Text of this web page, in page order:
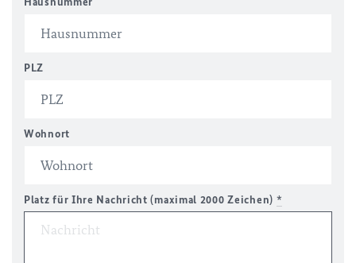
PLZ
Wohnort
Platz für Ihre Nachricht (maximal 2000 Zeichen) *